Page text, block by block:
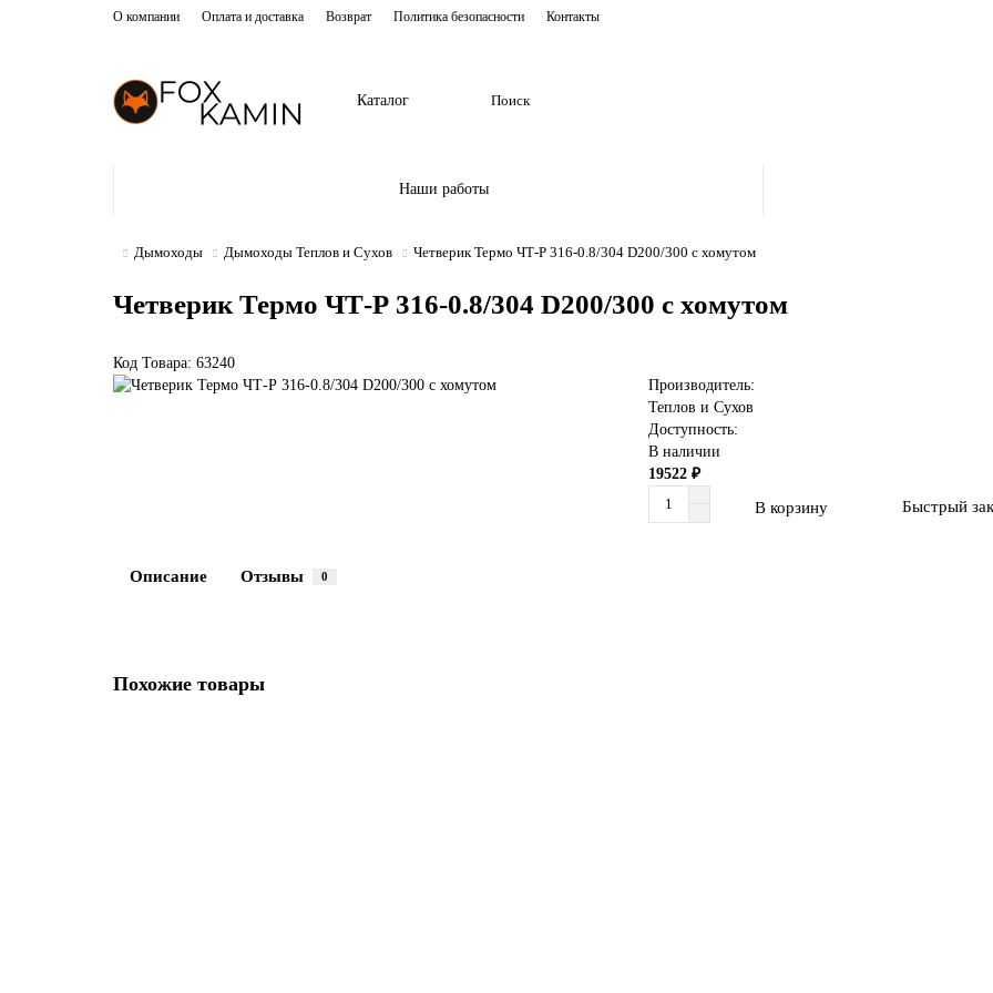
О компании Оплата и доставка Возврат Политика безопасности Контакты
Каталог
Наши работы
Дымоходы Дымоходы Теплов и Сухов Четверик Термо ЧТ-Р 316-0.8/304 D200/300 с хомутом
Четверик Термо ЧТ-Р 316-0.8/304 D200/300 с хомутом
Код Товара: 63240
Производитель:
Теплов и Сухов
Доступность:
В наличии
19522 ₽
В корзину Быстрый
Описание Отзывы 0
Похожие товары